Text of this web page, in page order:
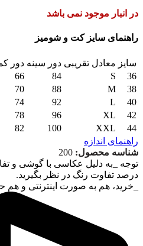
در انبار موجود نمی باشد
راهنمای سایز کت و شومیز
سایز معادل تقریبی دور سینه دور
36
S
84
66
38
M
88
70
40
L
92
74
42
XL
96
78
44
XXL
100
82
راهنمای اندازه
شناسه محصول: 200
توجه
درصد تفاوت رنگ در نظر بگیرید.
_خرید، هم به صورت اینترنتی و هم